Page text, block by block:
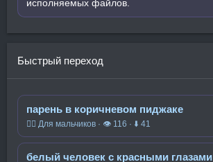
исполняемых файлов.
Быстрый переход
парень в коричневом пиджаке
🧍‍♂️ Для мальчиков · 👁 116 · ⬇ 41
белый человек с красными глазами